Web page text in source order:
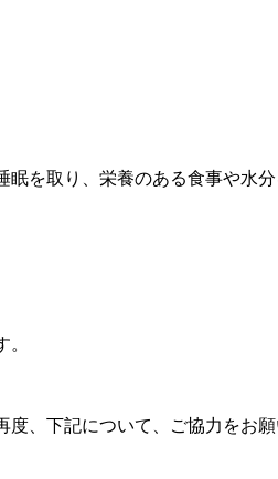
を取り、栄養のある食事や水
、下記について、ご協力をお願